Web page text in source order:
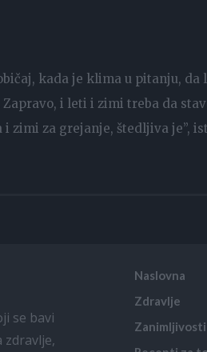
kada je klima u pitanju, da
i leti i zimi treba da
i zimi za grejanje, štedljiva je”,
se bavi
zdravlje,
Naslovna
Zdravlje
Zanimljivosti